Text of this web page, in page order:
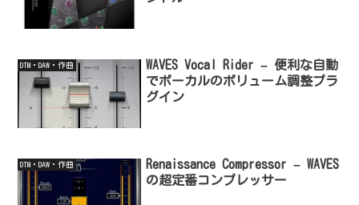
DTM・DAW・作曲
WAVES Vocal Rider – 便利な自動
でボーカルのボリューム調整プラ
グイン
DTM・DAW・作曲
Renaissance Compressor – WAVES
の超定番コンプレッサー